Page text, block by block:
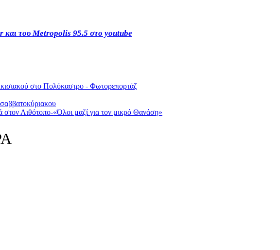
και του Metropolis 95.5 στο youtube
στο Πολύκαστρο - Φωτορεπορτάζ
Λιθότοπο-«Όλοι μαζί για τον μικρό Θανάση»